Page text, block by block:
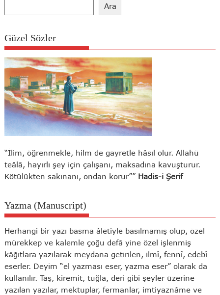
Ara
Güzel Sözler
“İlim, öğrenmekle, hilm de gayretle hâsıl olur. Allahü
teâlâ, hayırlı şey için çalışanı, maksadına kavuşturur.
Kötülükten sakınanı, ondan korur”” Hadis-i Şerif
Yazma (Manuscript)
Herhangi bir yazı basma âletiyle basılmamış olup, özel
mürekkep ve kalemle çoğu defâ yine özel işlenmiş
kâğıtlara yazılarak meydana getirilen, ilmî, fennî, edebî
eserler. Deyim “el yazması eser, yazma eser” olarak da
kullanılır. Taş, kiremit, tuğla, deri gibi şeyler üzerine
yazılan yazılar, mektuplar, fermanlar, imtiyaznâme ve